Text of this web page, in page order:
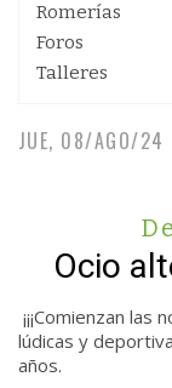
Romerías
Foros
Talleres
JUE, 08/AGO/24
Ocio
¡¡¡Comienzan
lúdicas y
años.